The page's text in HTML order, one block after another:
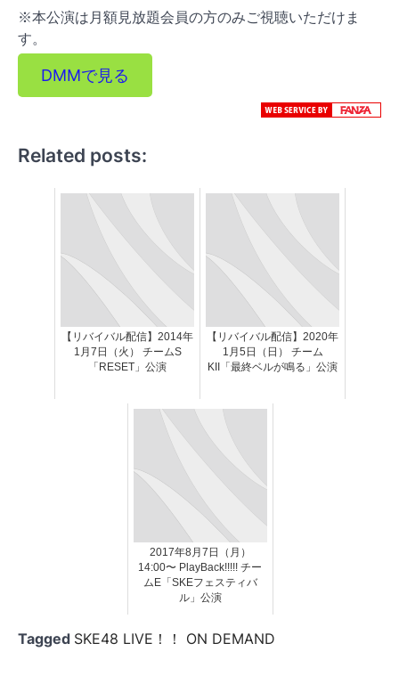
※本公演は月額見放題会員の方のみご視聴いただけま
す。
DMMで見る
Related posts:
【リバイバル配信】2014年
1月7日（火） チームS
「RESET」公演
【リバイバル配信】2020年
1月5日（日） チーム
KII「最終ベルが鳴る」公演
2017年8月7日（月）
14:00〜 PlayBack!!!!! チー
ムE「SKEフェスティバ
ル」公演
Tagged SKE48 LIVE！！ ON DEMAND